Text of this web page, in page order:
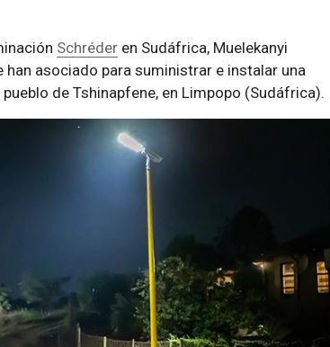
Schréderen Sudáfrica, Muelekanyi
han asociado para suministrar e instalar una
de Tshinapfene, en Limpopo (Sudáfrica).